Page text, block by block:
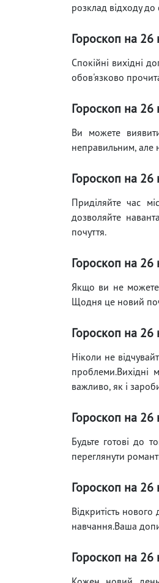
розклад відходу
Гороскоп на 26
Спокійні вихідні
обов'язково
Гороскоп на 26
Ви можете
неправильним, але
Гороскоп на 26
Приділяйте час
дозволяйте
почуття.
Гороскоп на 26
Якщо ви не можете
Щодня це новий
Гороскоп на 26
Ніколи не
проблеми.Вихідні
важливо, як і
Гороскоп на 26
Будьте готові до
переглянути
Гороскоп на 26
Відкритість
навчання.Ваша
Гороскоп на 26